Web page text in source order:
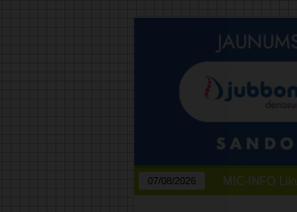
07/08/2026 MIC-INFO